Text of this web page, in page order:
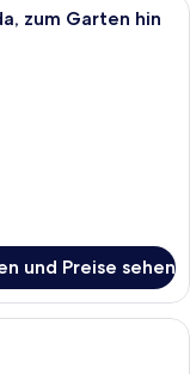
zum Garten hin
und Preise sehen
mit einem Bett,